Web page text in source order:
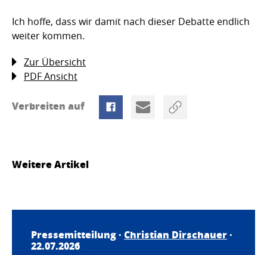
Ich hoffe, dass wir damit nach dieser Debatte endlich
weiter kommen.
Zur Übersicht
PDF Ansicht
Verbreiten auf
Weitere Artikel
Pressemitteilung · Christian Dirschauer·
22.07.2026